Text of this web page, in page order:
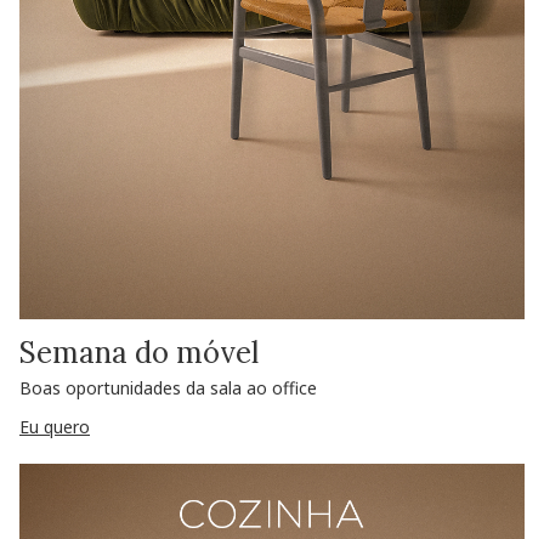
Semana do móvel
Boas oportunidades da sala ao office
Eu quero